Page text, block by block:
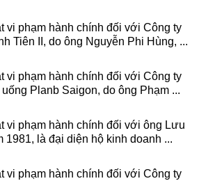
vi phạm hành chính đối với Công ty
Tiên II, do ông Nguyễn Phi Hùng, ...
vi phạm hành chính đối với Công ty
Planb Saigon, do ông Phạm ...
vi phạm hành chính đối với ông Lưu
1981, là đại diện hộ kinh doanh ...
vi phạm hành chính đối với Công ty